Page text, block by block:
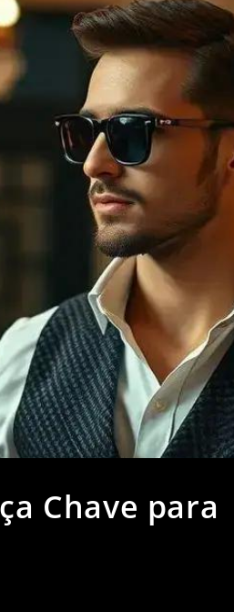
Chave para